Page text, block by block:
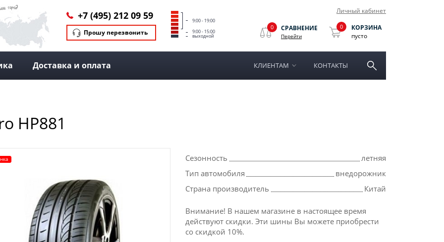
Личный кабинет
+7 (495) 212 09 59
Прошу перезвонить
9:00 - 19:00
9:00 - 15:00
выходной
0 СРАВНЕНИЕ
Перейти
0
КОРЗИНА
пусто
Доставка и оплата КЛИЕНТАМ КОНТАКТЫ
HP881
Сезонность
летняя
Тип автомобиля
внедорожник
Страна производитель
Китай
Внимание! В нашем магазине в настоящее время
действуют скидки. Эти шины Вы можете приобрести
со скидкой 10%.